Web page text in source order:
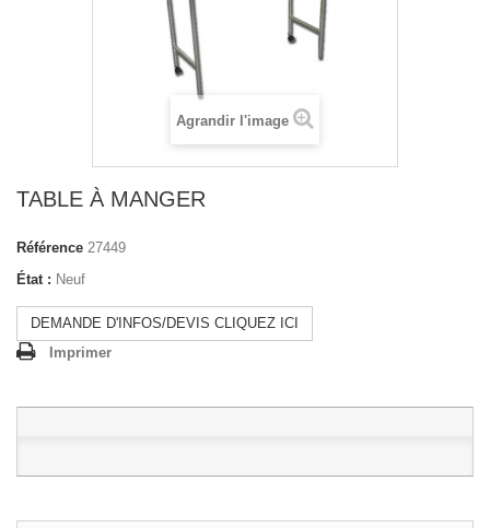
Agrandir l'image
TABLE À MANGER
Référence 27449
État : Neuf
DEMANDE D'INFOS/DEVIS CLIQUEZ ICI
Imprimer